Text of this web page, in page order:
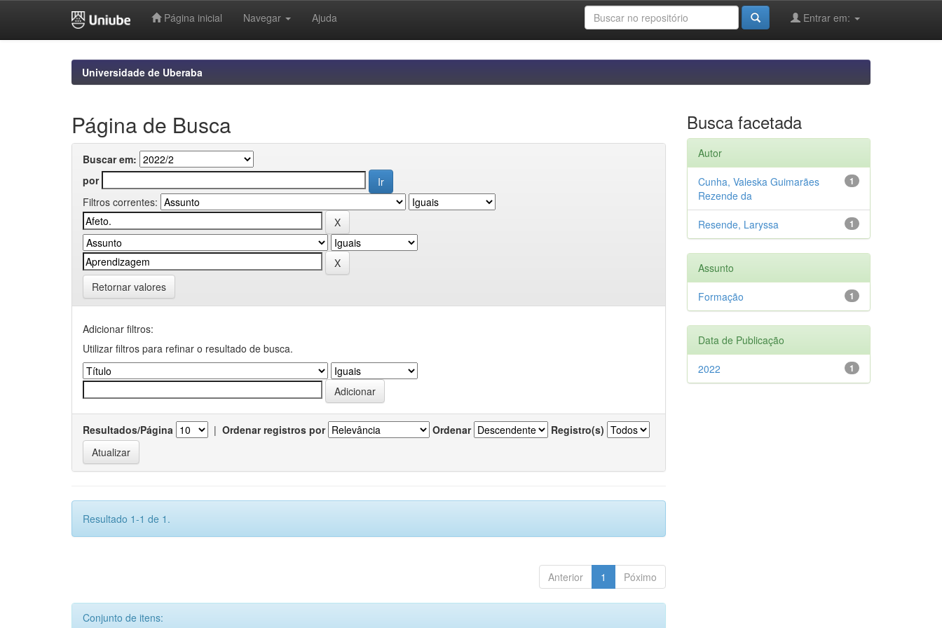
Página inicial Navegar Ajuda Entrar em:
Universidade de Uberaba
Página de Busca
Buscar em:
por
Filtros correntes:
Retornar valores
Adicionar filtros:
Utilizar filtros para refinar o resultado de busca.
Resultados/Página | Ordenar registros por Ordenar Registro(s)
Resultado 1-1 de 1.
Anterior 1 Póximo
Conjunto de itens:
Busca facetada
Autor
1
Cunha, Valeska Guimarães
Rezende da
1
Resende, Laryssa
Assunto
1
Formação
Data de Publicação
1
2022